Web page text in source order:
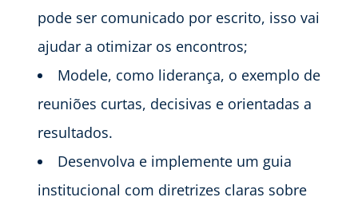
pode ser comunicado por escrito, isso vai
ajudar a otimizar os encontros;
Modele, como liderança, o exemplo de
reuniões curtas, decisivas e orientadas a
resultados.
Desenvolva e implemente um guia
institucional com diretrizes claras sobre